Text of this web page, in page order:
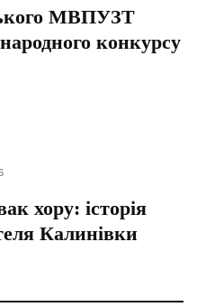
МВПУЗТ
конкурсу
хору: історія
Калинівки